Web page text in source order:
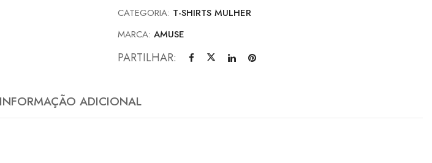
CATEGORIA: T-SHIRTS MULHER
MARCA:AMUSE
PARTILHAR:
INFORMAÇÃO ADICIONAL